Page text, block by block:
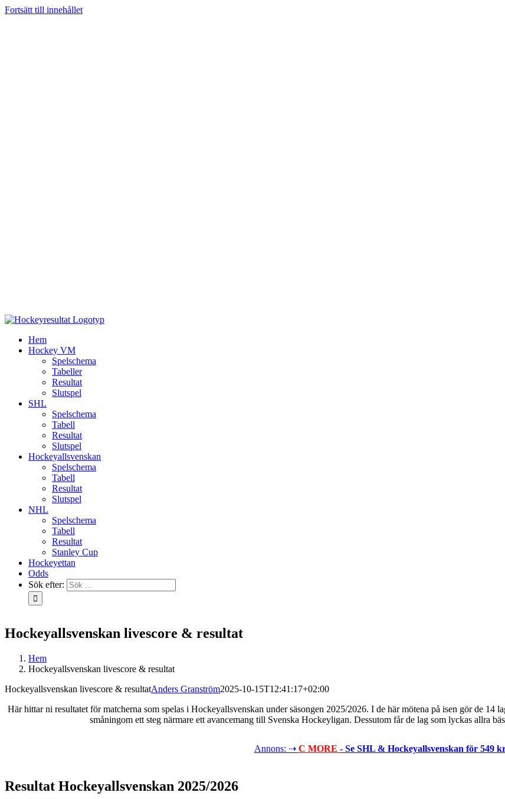
Fortsätt till innehållet
Hem
Hockey VM
Spelschema
Tabeller
Resultat
Slutspel
SHL
Spelschema
Tabell
Resultat
Slutspel
Hockeyallsvenskan
Spelschema
Tabell
Resultat
Slutspel
NHL
Spelschema
Tabell
Resultat
Stanley Cup
Hockeyettan
Odds
Sök efter:
Hockeyallsvenskan livescore & resultat
Hem
Hockeyallsvenskan livescore & resultat
Hockeyallsvenskan livescore & resultatAnders Granström2025-10-15T12:41:17+02:00
Här hittar ni resultatet för matcherna som spelas i Hockeyallsvenskan under säsongen 2025/2026. I de här mötena på isen gör de
småningom ett steg närmare ett avancemang till Svenska Hockeyligan. Dessutom får de lag som lyckas allra
Annons: ⇢ C MORE - Se SHL & Hockeyallsvenskan för 549
Resultat Hockeyallsvenskan 2025/2026